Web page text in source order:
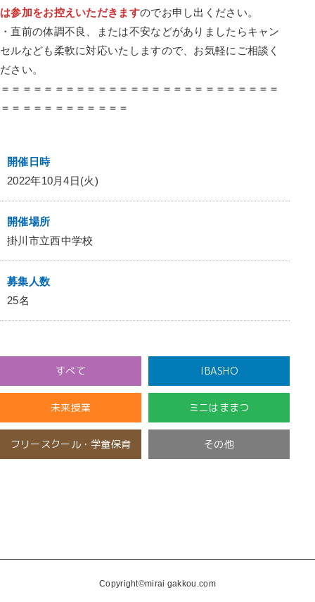
は参加をお控えいただきますのでお申し出ください。
・直前の体調不良、または不安などがありましたらキャン
セルなども柔軟に対応いたしますので、お気軽にご相談く
ださい。
＝＝＝＝＝＝＝＝＝＝＝＝＝＝＝＝＝＝＝＝＝＝＝＝＝＝
＝＝＝＝＝＝＝＝＝＝＝＝
開催日時
2022年10月4日(火)
開催場所
掛川市立西中学校
募集人数
25名
すべて IBASHO
未来授業 ミニはままつ
フリースクール・学童保育 その他
Copyright©mirai gakkou.com